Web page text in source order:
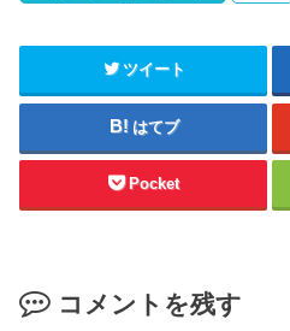
ツイート
はてブ
Pocket
コメントを残す